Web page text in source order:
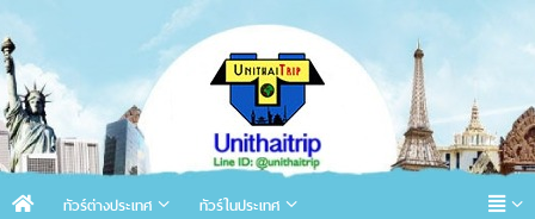
ทัวร์ต่างประเทศ ทัวร์ในประเทศ